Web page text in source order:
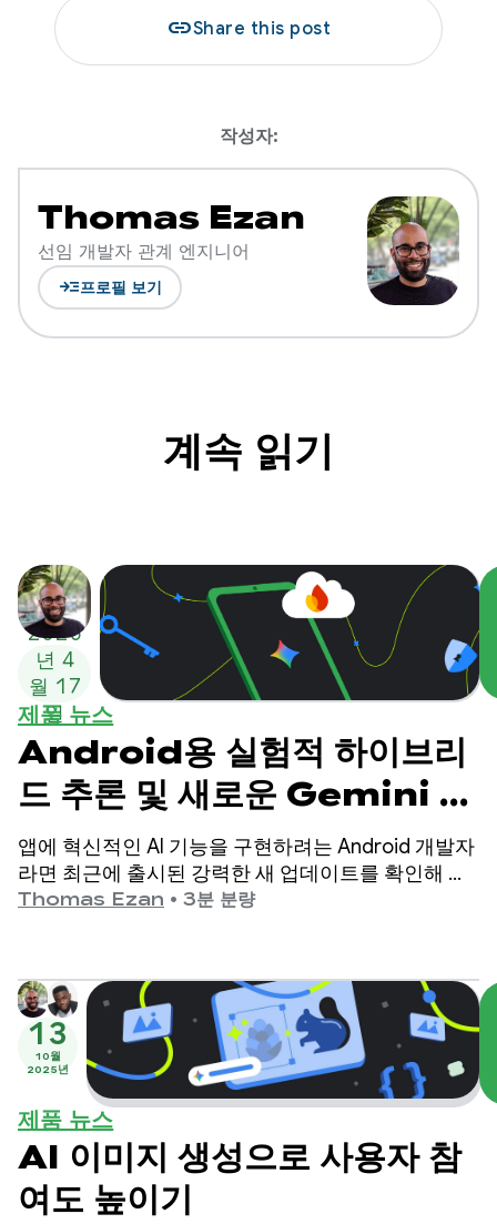
linkShare this post
작성자:
Thomas Ezan
선임 개발자 관계 엔지니어
read_more프로필 보기
계속 읽기
2026
년 4
월 17
일
제품 뉴스
Android용 실험적 하이브리
드 추론 및 새로운 Gemini 모
델
앱에 혁신적인 AI 기능을 구현하려는 Android 개발자
라면 최근에 출시된 강력한 새 업데이트를 확인해 보
세요.
Thomas Ezan • 3분 분량
13
10월
2025년
제품 뉴스
AI 이미지 생성으로 사용자 참
여도 높이기